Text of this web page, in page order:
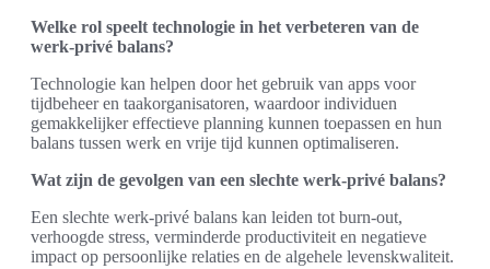
Welke rol speelt technologie in het verbeteren van de
werk-privé balans?
Technologie kan helpen door het gebruik van apps voor
tijdbeheer en taakorganisatoren, waardoor individuen
gemakkelijker effectieve planning kunnen toepassen en hun
balans tussen werk en vrije tijd kunnen optimaliseren.
Wat zijn de gevolgen van een slechte werk-privé balans?
Een slechte werk-privé balans kan leiden tot burn-out,
verhoogde stress, verminderde productiviteit en negatieve
impact op persoonlijke relaties en de algehele levenskwaliteit.